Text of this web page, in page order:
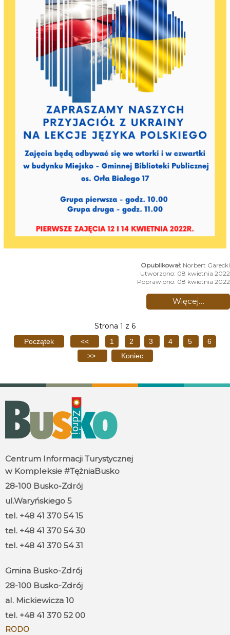
Norbert Garecki
Utworzono: 08 kwietnia 2022
Poprawiono: 08 kwietnia 2022
Więcej…
Strona 1 z 6
Początek << 1 2 3 4 5
6
>>
Koniec
Centrum Informacji Turystycznej
w Kompleksie #TężniaBusko
28-100 Busko-Zdrój
ul.Waryńskiego 5
tel. +48 41 370 54 15
tel. +48 41 370 54 30
tel. +48 41 370 54 31
Gmina Busko-Zdrój
28-100 Busko-Zdrój
al. Mickiewicza 10
tel. +48 41 370 52 00
RODO